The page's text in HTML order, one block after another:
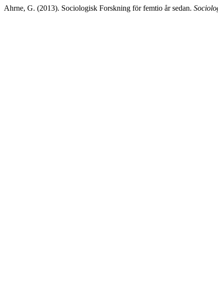
Ahrne, G. (2013). Sociologisk Forskning för femtio år sedan.